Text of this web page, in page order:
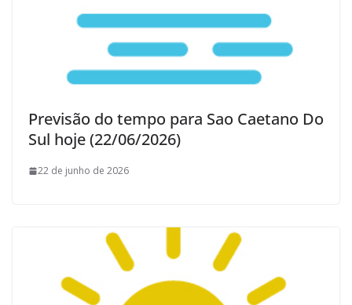
Previsão do tempo para Sao Caetano Do
Sul hoje (22/06/2026)
22 de junho de 2026